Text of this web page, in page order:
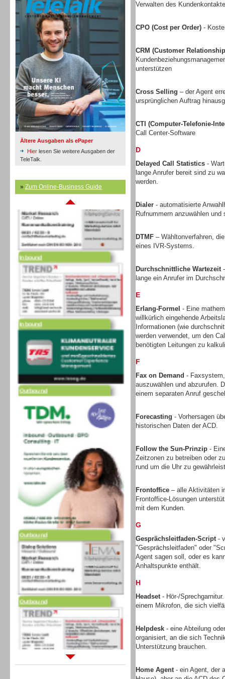
Ältere Ausgaben als ePaper
Hier lesen Sie weitere Ausgaben der
TeleTalk.
» Zum Online-Business Guide
Inbound
Inbound
Inbound
Inbound
Outbound
Outbound
Outbound
Sprachdialogsysteme u. Ki/
Verwalten des
CPO (Cost per Order) -
CRM (Customer
unterstützen
Cross Selling – der Agent
ursprünglichen Auftrag
CTI (Computer-Telefonie-
Call Center-Software
D
Delayed Call Statistics -
lange Anrufer bereit sind zu
werden.
Dialer - automatisierte
Rufnummern anzuwählen
DTMF – Wähltonverfahren,
eines IVR-Systems.
Durchschnittliche Wartezeit-
lange ein Anrufer im
E
Erlang-Formel - Eine
willkürlich eingehende
Informationen (wie
werden verwendet, um den
benötigten Leitungen zu
F
Fax on Demand -
auszuwählen und abzurufen.
einem separaten Anruf
Forecasting - Vorhersagen
historischen Daten der ACD.
Follow the Sun-Prinzip -
Zeitzonen zu betreiben oder
rund um die Uhr zu
Frontoffice – alle Aktivitäten
Frontoffice-Lösungen
mit dem Kunden.
G
Gesprächsleitfaden-Script-
"Gesprächsleitfaden" oder
Agent sagen soll, oder es
Anhaltspunkte enthält.
H
Headset- Hör-/
einem Mikrofon, die sich
Helpdesk - eine Abteilung
organisiert, an die sich
Unterstützung brauchen.
Home Agent- ein Agent, der